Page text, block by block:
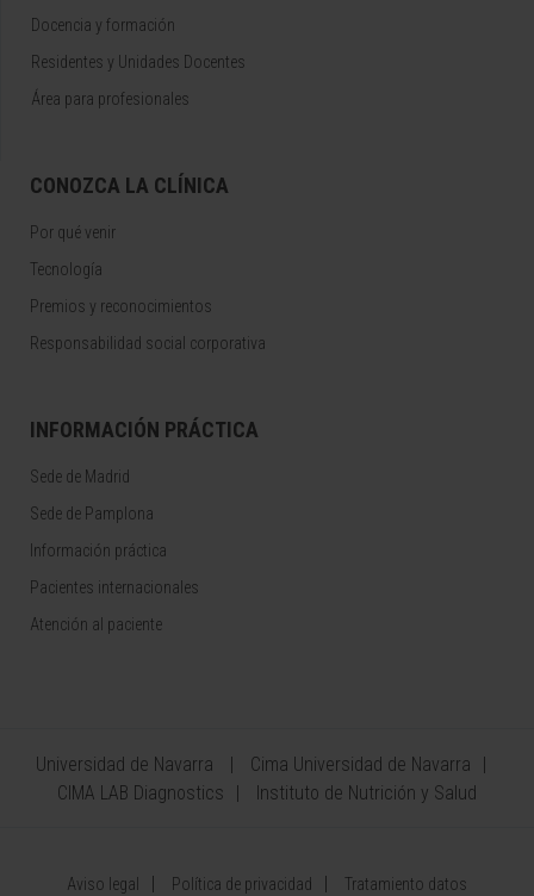
Docencia y formación
Residentes y Unidades Docentes
Área para profesionales
CONOZCA LA CLÍNICA
Por qué venir
Tecnología
Premios y reconocimientos
Responsabilidad social corporativa
INFORMACIÓN PRÁCTICA
Sede de Madrid
Sede de Pamplona
Información práctica
Pacientes internacionales
Atención al paciente
Universidad de Navarra
Cima Universidad de Navarra
CIMA LAB Diagnostics
Instituto de Nutrición y Salud
Aviso legal Política de privacidad
Tratamiento datos